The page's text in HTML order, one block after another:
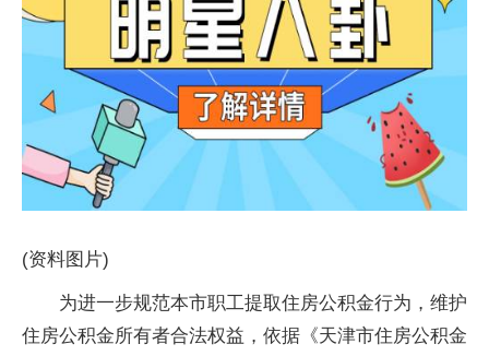
(资料图片)
为进一步规范本市职工提取住房公积金行为，维护
住房公积金所有者合法权益，依据《天津市住房公积金